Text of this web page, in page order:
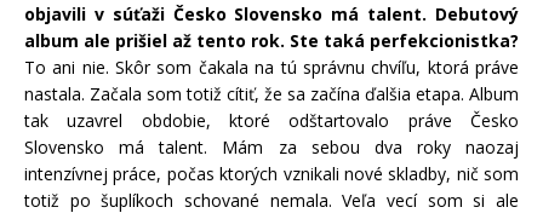
objavili v súťaži Česko Slovensko má talent. Debutový
album ale prišiel až tento rok. Ste taká perfekcionistka?
To ani nie. Skôr som čakala na tú správnu chvíľu, ktorá práve
nastala. Začala som totiž cítiť, že sa začína ďalšia etapa. Album
tak uzavrel obdobie, ktoré odštartovalo práve Česko
Slovensko má talent. Mám za sebou dva roky naozaj
intenzívnej práce, počas ktorých vznikali nové skladby, nič som
totiž po šuplíkoch schované nemala. Veľa vecí som si ale